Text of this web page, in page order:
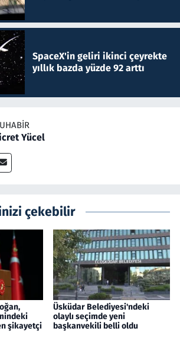
SpaceX'in geliri ikinci çeyrekte
yıllık bazda yüzde 92 arttı
Yücel
çekebilir
şikayetçi
Üsküdar Belediyesi'ndeki
olaylı seçimde yeni
başkanvekili belli oldu